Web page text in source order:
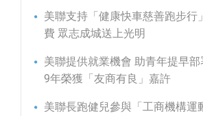
美聯支持「健康快車慈善跑步行
費 眾志成城送上光明
美聯提供就業機會 助青年提早
9年榮獲「友商有良」嘉許
美聯長跑健兒參與「工商機構運